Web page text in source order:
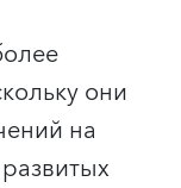
они
на